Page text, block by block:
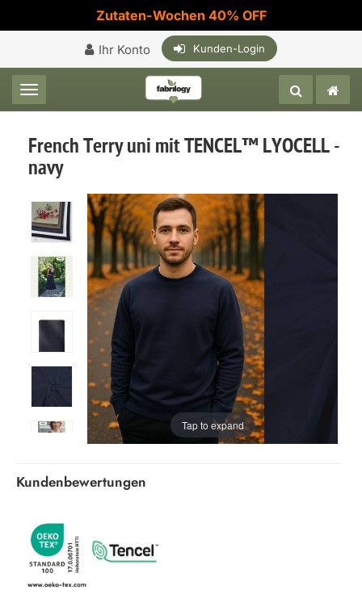
Zutaten-Wochen 40% OFF
Ihr Konto Kunden-Login
Toggle navigation
French Terry uni mit TENCEL™ LYOCELL -
navy
Tap to expand
Kundenbewertungen